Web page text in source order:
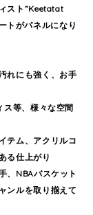
スト”Keetatat
トがパネルになり
れにも強く、お手
ス等、様々な空間
テム、アクリルコ
る仕上がり
、NBAバスケット
ンルを取り揃えて